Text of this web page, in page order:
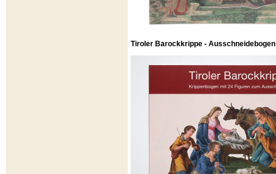
Tiroler Barockkrippe - Ausschneidebogen